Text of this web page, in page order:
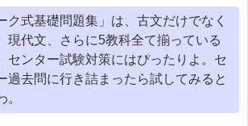
ク式基礎問題集」は、古文だけでなく
現代文、さらに5教科全て揃っている
センター試験対策にはぴったりよ。セ
過去問に行き詰まったら試してみると
。